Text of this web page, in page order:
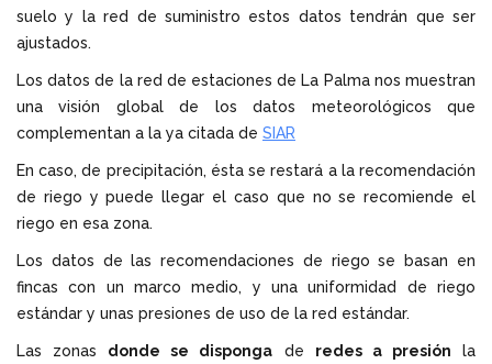
suelo y la red de suministro estos datos tendrán que ser
ajustados.
Los datos de la red de estaciones de La Palma nos muestran
una visión global de los datos meteorológicos que
complementan a la ya citada de SIAR
En caso, de precipitación, ésta se restará a la recomendación
de riego y puede llegar el caso que no se recomiende el
riego en esa zona.
Los datos de las recomendaciones de riego se basan en
fincas con un marco medio, y una uniformidad de riego
estándar y unas presiones de uso de la red estándar.
Las zonas donde se disponga de redes a presión la